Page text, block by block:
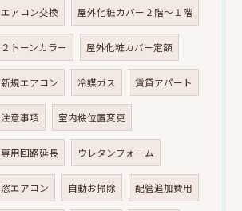
エアコン交換 屋外化粧カバー２階～１階
２トーンカラー 屋外化粧カバー定額
新規エアコン 冷媒ガス 賃貸アパート
注意事項 室内機位置変更
専用回路延長 ウレタンフォーム
窓エアコン 自動お掃除 配管追加費用